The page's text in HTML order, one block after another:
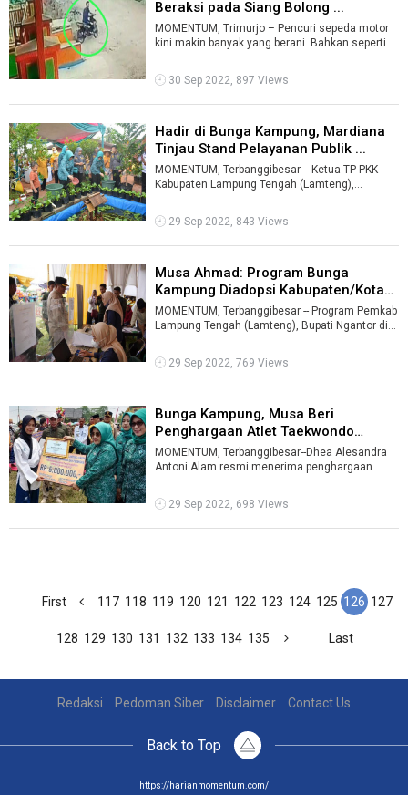
Beraksi pada Siang Bolong ...
MOMENTUM, Trimurjo – Pencuri sepeda motor
kini makin banyak yang berani. Bahkan seperti
30 Sep 2022, 897 Views
Hadir di Bunga Kampung, Mardiana
Tinjau Stand Pelayanan Publik ...
MOMENTUM, Terbanggibesar -- Ketua TP-PKK
Kabupaten Lampung Tengah (Lamteng),
program ...
29 Sep 2022, 843 Views
Musa Ahmad: Program Bunga
Kampung Diadopsi Kabupaten/Kota
di Indo ...
MOMENTUM, Terbanggibesar -- Program Pemkab
Lampung Tengah (Lamteng), Bupati Ngantor di
29 Sep 2022, 769 Views
Bunga Kampung, Musa Beri
Penghargaan Atlet Taekwondo
Berprestasi ...
MOMENTUM, Terbanggibesar--Dhea Alesandra
Antoni Alam resmi menerima penghargaan
29 Sep 2022, 698 Views
First 117 118 119 120 121 122 123 124 125 126 127
128 129 130 131 132 133 134 135 Last
Redaksi Pedoman Siber Disclaimer Contact Us
Back to Top
https://harianmomentum.com/